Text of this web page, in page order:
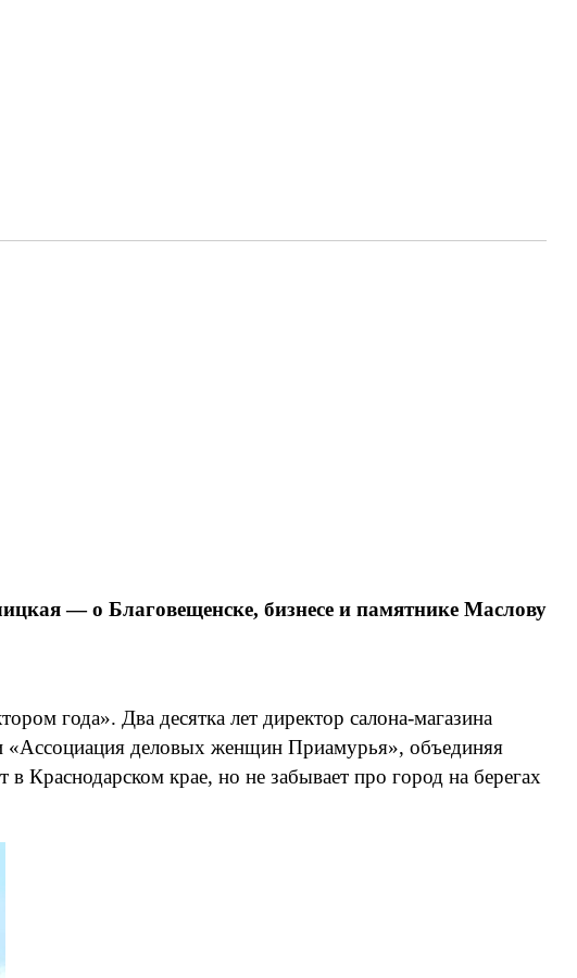
— о Благовещенске, бизнесе и памятнике Маслову
года». Два десятка лет директор салона-магазина
«Ассоциация деловых женщин Приамурья», объединяя
Краснодарском крае, но не забывает про город на берегах